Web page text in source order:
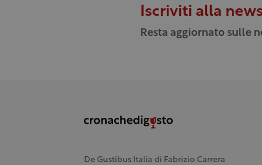
Iscriviti alla
Resta aggiornato sulle
De Gustibus Italia di Fabrizio Carrera